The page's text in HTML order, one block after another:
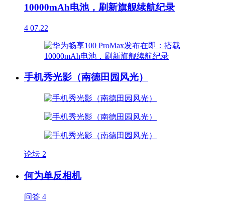
10000mAh电池，刷新旗舰续航纪录
4 07.22
手机秀光影（南德田园风光）
论坛 2
何为单反相机
问答 4